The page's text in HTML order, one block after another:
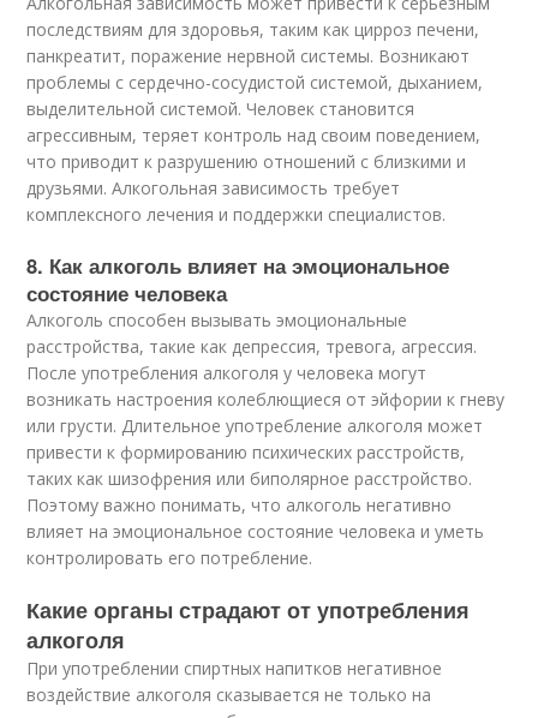
последствиям для здоровья, таким как цирроз печени,
панкреатит, поражение нервной системы. Возникают
проблемы с сердечно-сосудистой системой, дыханием,
выделительной системой. Человек становится
агрессивным, теряет контроль над своим поведением,
что приводит к разрушению отношений с близкими и
друзьями. Алкогольная зависимость требует
комплексного лечения и поддержки специалистов.
8. Как алкоголь влияет на эмоциональное
состояние человека
Алкоголь способен вызывать эмоциональные
расстройства, такие как депрессия, тревога, агрессия.
После употребления алкоголя у человека могут
возникать настроения колеблющиеся от эйфории к гневу
или грусти. Длительное употребление алкоголя может
привести к формированию психических расстройств,
таких как шизофрения или биполярное расстройство.
Поэтому важно понимать, что алкоголь негативно
влияет на эмоциональное состояние человека и уметь
контролировать его потребление.
Какие органы страдают от употребления
алкоголя
При употреблении спиртных напитков негативное
воздействие алкоголя сказывается не только на